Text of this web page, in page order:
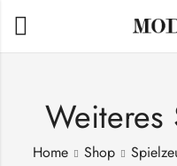
Weiteres
Home Shop